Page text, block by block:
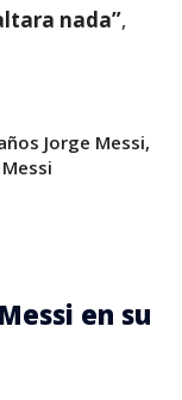
nada”,
Jorge Messi,
en su